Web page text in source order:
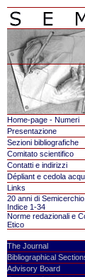
Home-page - Numeri
Presentazione
Sezioni bibliografiche
Comitato scientifico
Contatti e indirizzi
Dépliant e cedola
Links
20 anni di Semicerchio.
Indice 1-34
Norme redazionali e
Etico
The Journal
Bibliographical
Advisory Board